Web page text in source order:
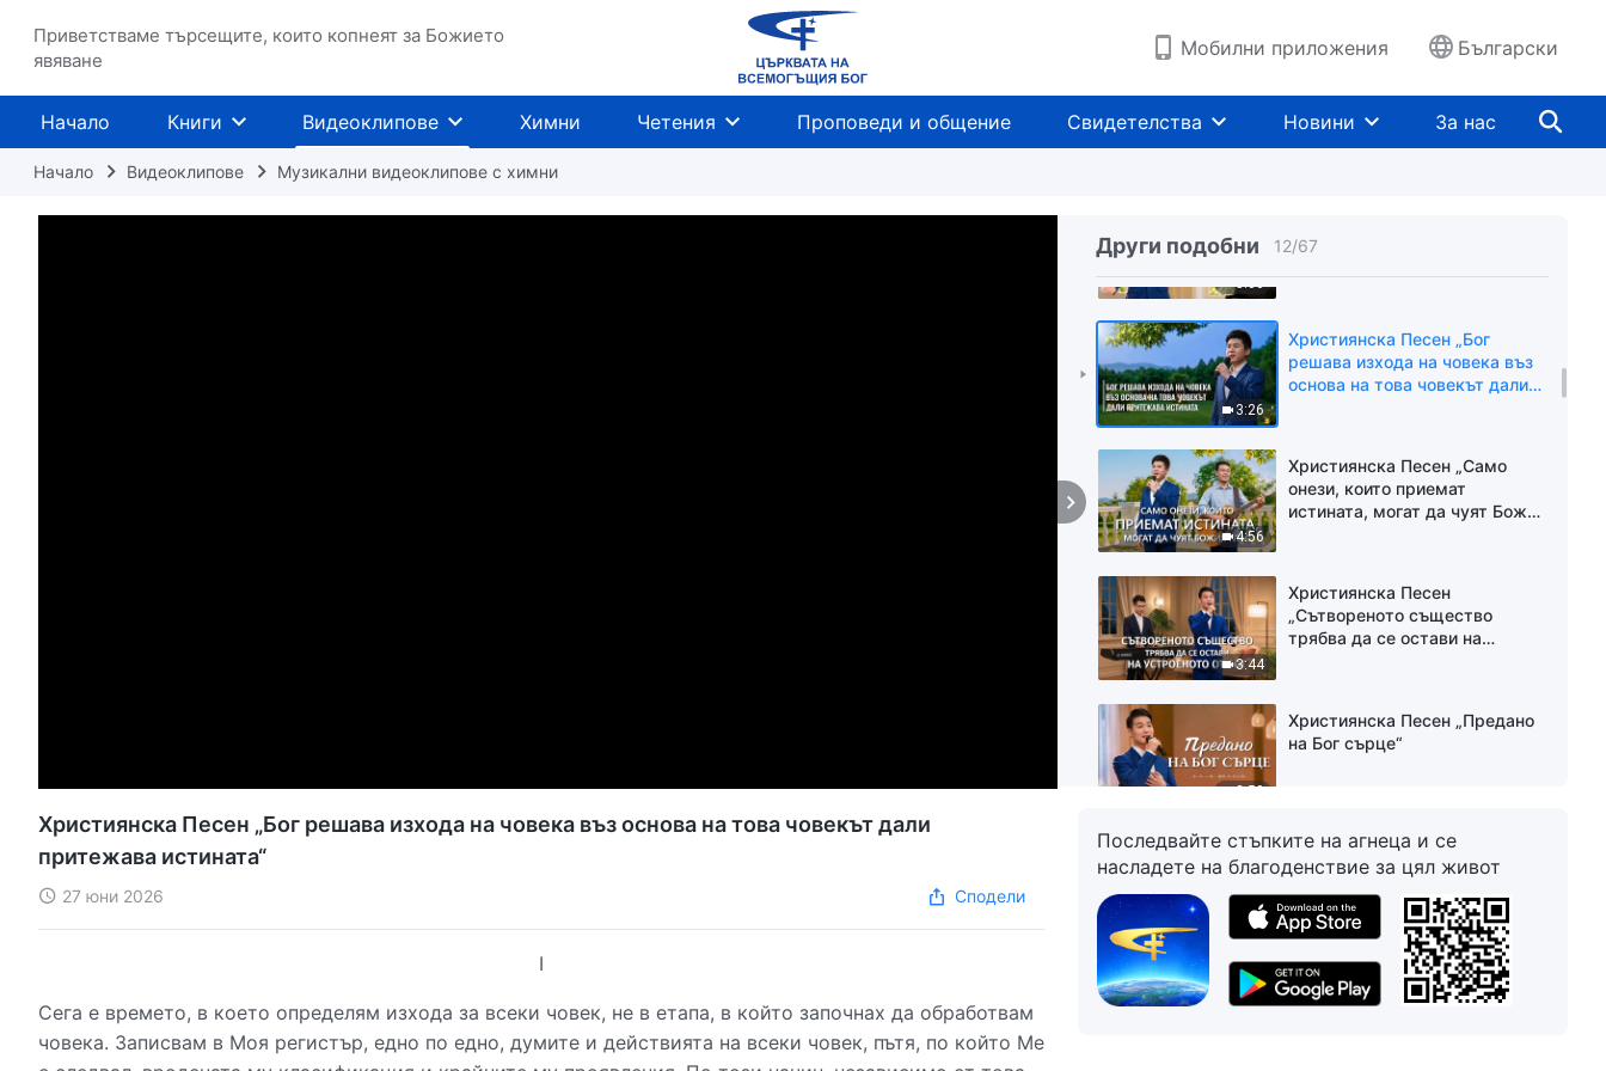
Приветстваме търсещите, които копнеят за Божието
явяване
Мобилни приложения Български
Начало Книги Видеоклипове Химни Четения Проповеди и общение Свидетелства Новини За нас
Начало Видеоклипове Музикални видеоклипове с химни
Други подобни 12/67
хората, събитията и нещата
около човека“
5:06
тези, които се стремят към
истината, са благородни“
3:26
Християнска Песен „Бог
решава изхода на човека въз
основа на това човекът дали
4:56
Християнска Песен „Само
онези, които приемат
истината, могат да чуят Божия
3:44
Християнска Песен
„Сътвореното същество
трябва да се остави на
2:59
Християнска Песен „Предано
на Бог сърце“
3:54
Християнска Песен „Каква
точно е вярата ви?“
Християнска Песен „Само
онези, които са били
Християнска Песен „Бог решава изхода на човека въз основа на това човекът дали
притежава истината“
27 юни 2026 Сподели
I
Сега е времето, в което определям изхода за всеки човек, не в етапа, в който започнах да обработвам
човека. Записвам в Моя регистър, едно по едно, думите и действията на всеки човек, пътя, по който Ме
Последвайте стъпките на агнеца и се
насладете на благоденствие за цял живот